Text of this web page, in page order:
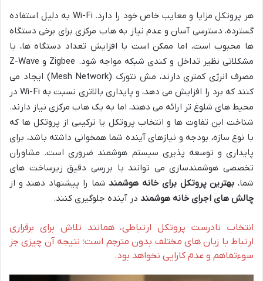
هر پروتکل مزایا و معایب خاص خود را دارد. Wi-Fi به دلیل استفاده
گسترده، دسترسی آسان و عدم نیاز به هاب مرکزی برای برخی دستگاه
ها محبوب است، اما ممکن است با افزایش تعداد دستگاه ها، با
مشکلاتی نظیر تداخل و کندی شبکه مواجه شود. Zigbee و Z-Wave
مصرف انرژی کمتری دارند، مش نتورک (Mesh Network) ایجاد می
کنند که برد را افزایش می دهد، و پایداری بالاتری نسبت به Wi-Fi در
محیط های شلوغ تر ارائه می دهند، اما به یک هاب مرکزی نیاز دارند.
شناخت این تفاوت ها و انتخاب پروتکل یا ترکیبی از پروتکل ها که
با نوع سازه، بودجه و نیازهای آینده شما همخوانی داشته باشد، برای
پایداری و توسعه پذیری سیستم هوشمند ضروری است. مشاوران
تخصصی هوشمندسازی می توانند با بررسی دقیق زیرساخت های
شما، بهترین پروتکل برای خانه هوشمندشما را پیشنهاد دهند و از
چالش های اجرای خانه هوشمند در آینده جلوگیری کنند.
انتخاب نادرست پروتکل ارتباطی، همانند تلاش برای برقراری
ارتباط با زبان های مختلف بدون مترجم است؛ نتیجه آن چیزی جز
سوءتفاهم و عدم کارایی نخواهد بود.